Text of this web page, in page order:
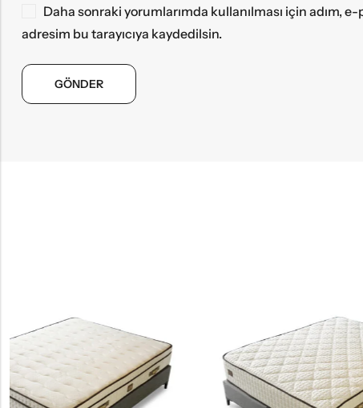
Daha sonraki yorumlarımda kullanılması için adım,
adresim bu tarayıcıya kaydedilsin.